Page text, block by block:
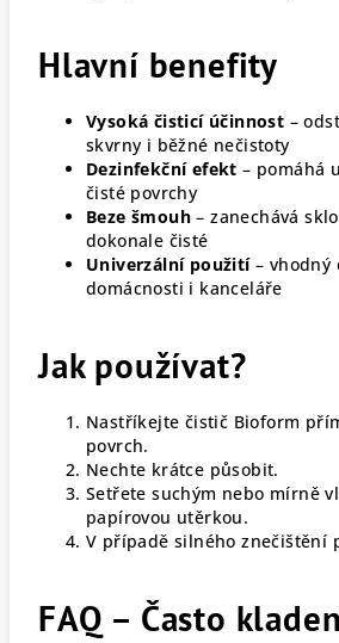
Hlavní benefity
Vysoká čisticí účinnost –
skvrny i běžné nečistoty
Dezinfekční efekt – pomáhá
čisté povrchy
Beze šmouh – zanechává
dokonale čisté
Univerzální použití– vhodný
domácnosti i kanceláře
Jak používat?
Nastříkejte čistič Bioform
povrch.
Nechte krátce působit.
Setřete suchým nebo mírně
papírovou utěrkou.
V případě silného znečištění
FAQ – Často